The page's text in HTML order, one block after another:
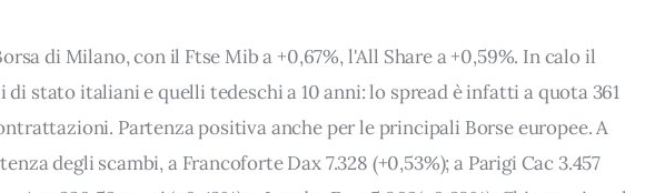
di Milano, con il Ftse Mib a +0,67%, l'All Share a +0,59%. In calo il
stato italiani e quelli tedeschi a 10 anni: lo spread è infatti a quota 361
Partenza positiva anche per le principali Borse europee. A
degli scambi, a Francoforte Dax 7.328 (+0,53%); a Parigi Cac 3.457